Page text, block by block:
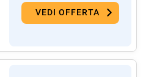
VEDI OFFERTA